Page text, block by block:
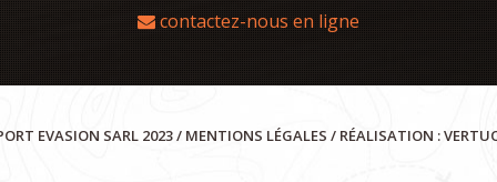
contactez-nous en ligne
EVASION SARL 2023 / MENTIONS LÉGALES / RÉALISATION :